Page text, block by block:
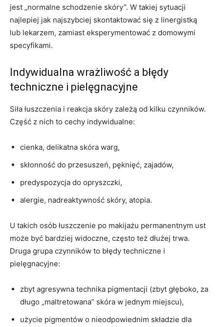
jest „normalne schodzenie skóry”. W takiej sytuacji
najlepiej jak najszybciej skontaktować się z linergistką
lub lekarzem, zamiast eksperymentować z domowymi
specyfikami.
Indywidualna wrażliwość a błędy
techniczne i pielęgnacyjne
Siła łuszczenia i reakcja skóry zależą od kilku czynników.
Część z nich to cechy indywidualne:
cienka, delikatna skóra warg,
skłonność do przesuszeń, pęknięć, zajadów,
predyspozycja do opryszczki,
alergie, nadreaktywność skóry, atopia.
U takich osób łuszczenie po makijażu permanentnym ust
może być bardziej widoczne, często też dłużej trwa.
Druga grupa czynników to błędy techniczne i
pielęgnacyjne:
zbyt agresywna technika pigmentacji (zbyt głęboko, za
długo „maltretowana” skóra w jednym miejscu),
użycie pigmentów o nieodpowiednim składzie dla